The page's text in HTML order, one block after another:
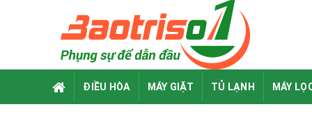
ĐIỀU HÒA MÁY GIẶT TỦ LẠNH MÁY